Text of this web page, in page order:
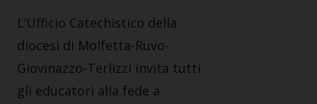
L’Ufficio Catechistico della
diocesi di Molfetta-Ruvo-
Giovinazzo-Terlizzi invita tutti
gli educatori alla fede a